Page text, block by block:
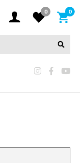
0 0